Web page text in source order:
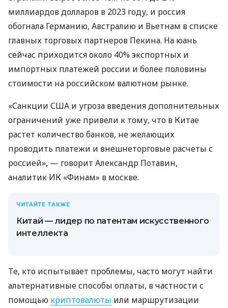
миллиардов долларов в 2023 году, и россия
обогнала Германию, Австралию и Вьетнам в списке
главных торговых партнеров Пекина. На юань
сейчас приходится около 40% экспортных и
импортных платежей россии и более половины
стоимости на российском валютном рынке.
«Санкции США и угроза введения дополнительных
ограничений уже привели к тому, что в Китае
растет количество банков, не желающих
проводить платежи и внешнеторговые расчеты с
россией», — говорит Александр Потавин,
аналитик ИК «Финам» в москве.
ЧИТАЙТЕ ТАКЖЕ
Китай — лидер по патентам искусственного
интеллекта
Те, кто испытывает проблемы, часто могут найти
альтернативные способы оплаты, в частности с
помощью криптовалюты или маршрутизации